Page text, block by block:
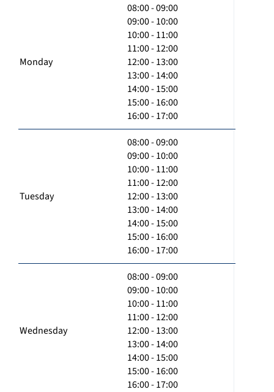
Monday
08:00 - 09:00
09:00 - 10:00
10:00 - 11:00
11:00 - 12:00
12:00 - 13:00
13:00 - 14:00
14:00 - 15:00
15:00 - 16:00
16:00 - 17:00
Tuesday
08:00 - 09:00
09:00 - 10:00
10:00 - 11:00
11:00 - 12:00
12:00 - 13:00
13:00 - 14:00
14:00 - 15:00
15:00 - 16:00
16:00 - 17:00
Wednesday
08:00 - 09:00
09:00 - 10:00
10:00 - 11:00
11:00 - 12:00
12:00 - 13:00
13:00 - 14:00
14:00 - 15:00
15:00 - 16:00
16:00 - 17:00